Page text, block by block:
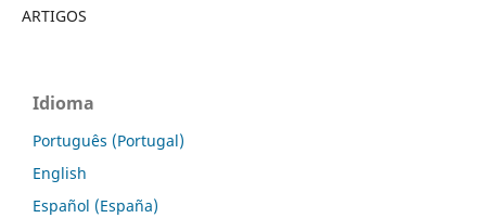
ARTIGOS
Idioma
Português (Portugal)
English
Español (España)